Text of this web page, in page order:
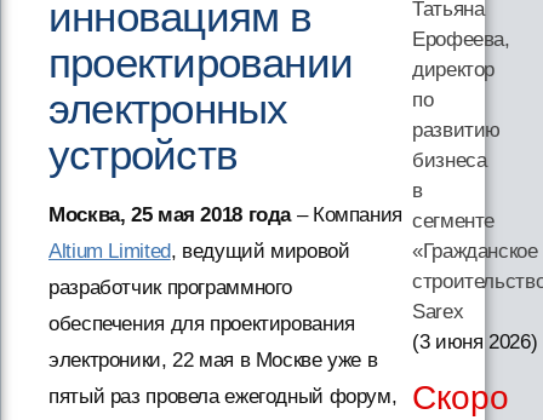
инновациям в
проектировании
электронных
устройств
Москва, 25 мая 2018 года– Компания
Altium Limited, ведущий мировой
разработчик программного
обеспечения для проектирования
электроники, 22 мая в Москве уже в
пятый раз провела ежегодный форум,
Татьяна
Ерофеева,
директор
по
развитию
бизнеса
в
сегменте
«Гражданское
Sarex
(3 июня 2026)
Скоро